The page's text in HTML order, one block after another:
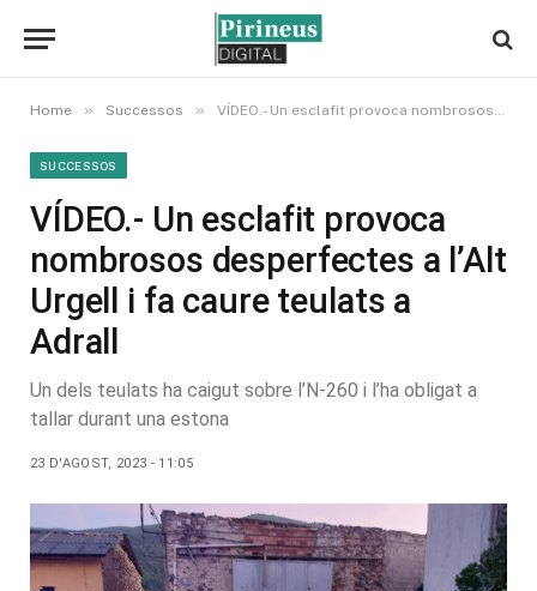
Home » Successos » VÍDEO.- Un esclafit provoca nombrosos desperfectes a l’Alt Urgell i fa caure teulats a Adrall
SUCCESSOS
VÍDEO.- Un esclafit provoca
nombrosos desperfectes a l’Alt
Urgell i fa caure teulats a
Adrall
Un dels teulats ha caigut sobre l’N-260 i l’ha obligat a
tallar durant una estona
23 D'AGOST, 2023 - 11:05